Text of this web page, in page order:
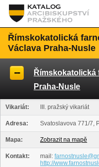
Římskokatolická
Václava Praha-Nusle
Římskokatolická
Praha-Nusle
Vikariát: III. pražský vikariát
Adresa: Svatoslavova 771/7,
Mapa: Zobrazit na mapě
Kontakt: mail:
http://